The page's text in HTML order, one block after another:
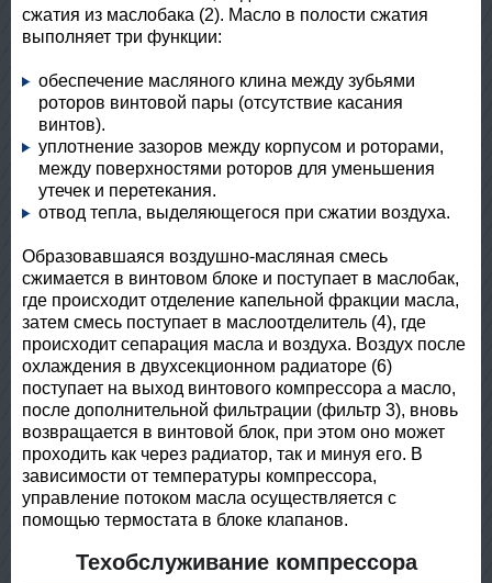
сжатия из маслобака (2). Масло в полости сжатия
выполняет три функции:
обеспечение масляного клина между зубьями
роторов винтовой пары (отсутствие касания
винтов).
уплотнение зазоров между корпусом и роторами,
между поверхностями роторов для уменьшения
утечек и перетекания.
отвод тепла, выделяющегося при сжатии воздуха.
Образовавшаяся воздушно-масляная смесь
сжимается в винтовом блоке и поступает в маслобак,
где происходит отделение капельной фракции масла,
затем смесь поступает в маслоотделитель (4), где
происходит сепарация масла и воздуха. Воздух после
охлаждения в двухсекционном радиаторе (6)
поступает на выход винтового компрессора а масло,
после дополнительной фильтрации (фильтр 3), вновь
возвращается в винтовой блок, при этом оно может
проходить как через радиатор, так и минуя его. В
зависимости от температуры компрессора,
управление потоком масла осуществляется с
помощью термостата в блоке клапанов.
Техобслуживание компрессора